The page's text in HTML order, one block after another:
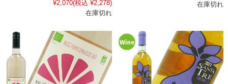
¥2,070(税込 ¥2,278)
在庫切れ
在庫切れ